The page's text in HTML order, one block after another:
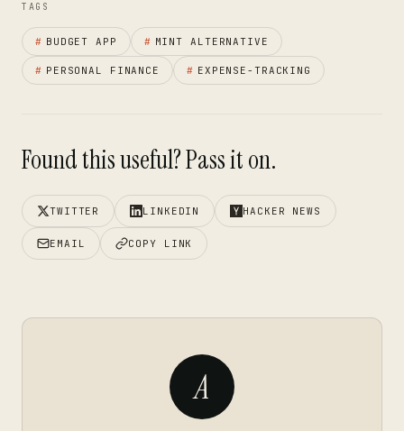
TAGS
# BUDGET APP # MINT ALTERNATIVE
# PERSONAL FINANCE # EXPENSE-TRACKING
Found this useful? Pass it on.
TWITTER LINKEDIN HACKER NEWS
EMAIL COPY LINK
A